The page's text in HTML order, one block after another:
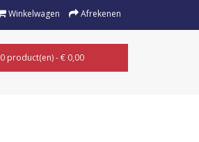
Winkelwagen Afrekenen
0 product(en) - € 0,00